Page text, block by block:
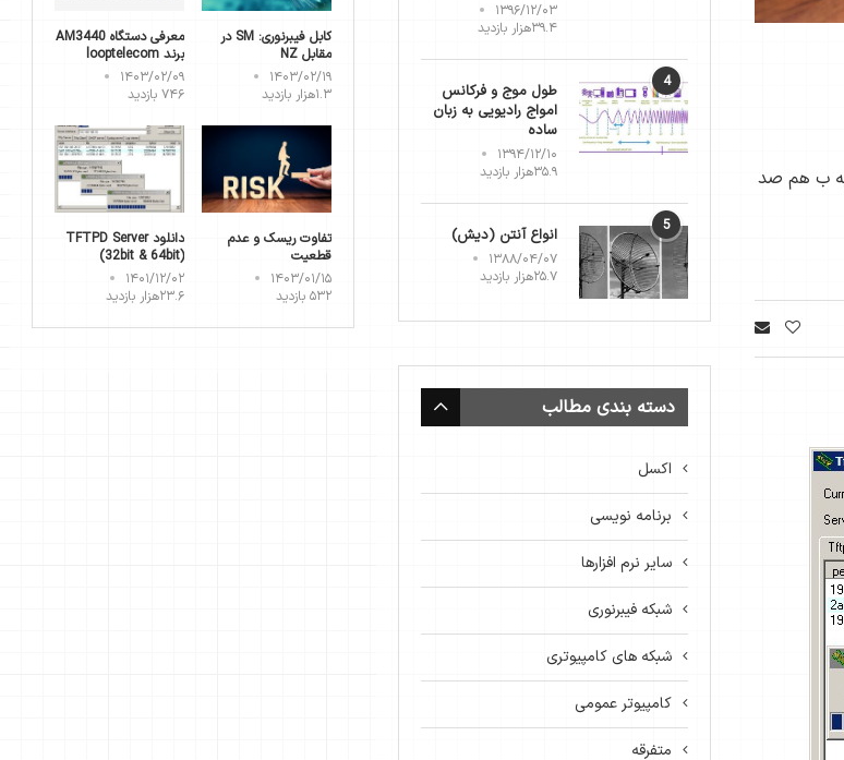
ب هم صد
۱۳۹۶/۱۲/۰۳
۳۹.۴هزار بازدید
4
طول موج و فرکانس
امواج رادیویی به زبان
ساده
۱۳۹۴/۱۲/۱۰
۳۵.۹هزار بازدید
5 انواع آنتن (دیش)
۱۳۸۸/۰۴/۰۷
۲۵.۷هزار بازدید
دسته بندی مطالب
اکسل
برنامه نویسی
سایر نرم افزارها
شبکه فیبرنوری
شبکه های کامپیوتری
کامپیوتر عمومی
متفرقه
کابل فیبرنوری: SM در
مقابل NZ
۱۴۰۳/۰۲/۱۹
۱.۳هزار بازدید
معرفی دستگاه AM3440
برند looptelecom
۱۴۰۳/۰۲/۰۹
۷۴۶ بازدید
تفاوت ریسک و عدم
قطعیت
۱۴۰۳/۰۱/۱۵
۵۳۲ بازدید
دانلود TFTPD Server
(32bit & 64bit)
۱۴۰۱/۱۲/۰۲
۲۳.۶هزار بازدید